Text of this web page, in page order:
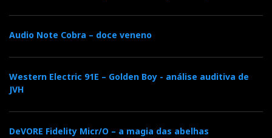
Audio Note Cobra – doce veneno
Western Electric 91E – Golden Boy - análise auditiva de
JVH
DeVORE Fidelity Micr/O – a magia das abelhas